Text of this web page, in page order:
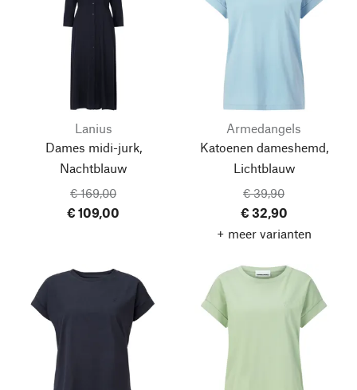
Lanius
Dames midi-jurk,
Nachtblauw
€ 169,00
€ 109,00
Armedangels
Katoenen dameshemd,
Lichtblauw
€ 39,90
€ 32,90
+ meer varianten